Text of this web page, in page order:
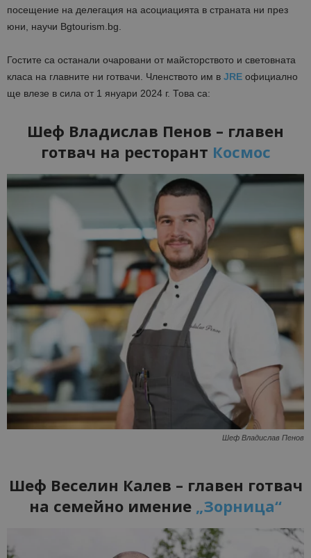
посещение на делегация на асоциацията в страната ни през
юни, научи Bgtourism.bg.
Гостите са останали очаровани от майсторството и световната
класа на главните ни готвачи. Членството им в JRE официално
ще влезе в сила от 1 януари 2024 г. Това са:
Шеф Владислав Пенов – главен
готвач на ресторант Космос
Шеф Владислав Пенов
Шеф Веселин Калев – главен готвач
на семейно имение „Зорница“